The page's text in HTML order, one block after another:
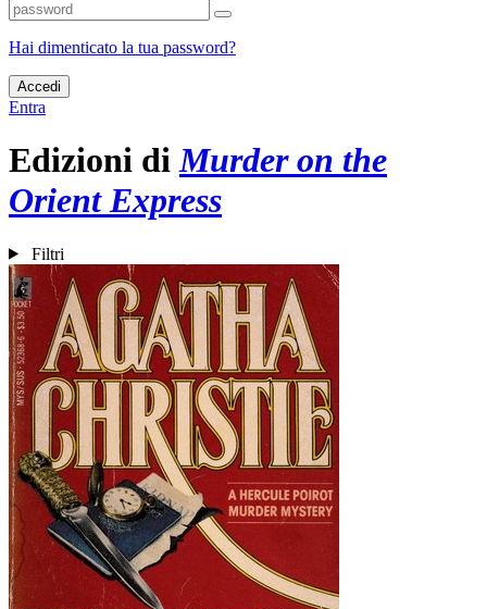
Hai dimenticato la tua password?
Accedi
Entra
Edizioni diMurder on the
Orient Express
Filtri